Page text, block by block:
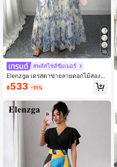
16
#พลัสไซส์ซัมเมอร์
Elenzga เดรสตาข่ายลายดอกไม้สองชั้
นไร้แขนทอหรูหราสำหรับผู้หญิงไซส์ให
ญ่
฿533 -11%